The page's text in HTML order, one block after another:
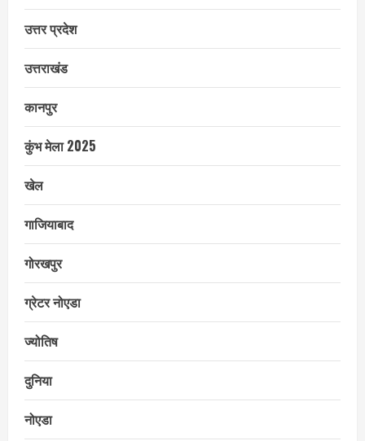
उत्तर प्रदेश
उत्तराखंड
कानपुर
कुंभ मेला 2025
खेल
गाजियाबाद
गोरखपुर
ग्रेटर नोएडा
ज्योतिष
दुनिया
नोएडा